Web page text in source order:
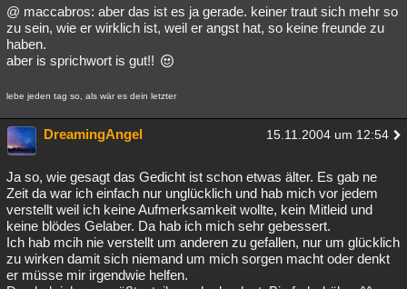
@ maccabros: aber das ist es ja gerade. keiner traut sich mehr so
zu sein, wie er wirklich ist, weil er angst hat, so keine freunde zu
haben.
aber is sprichwort is gut!!
lebe jeden tag so, als wär es dein letzter
DreamingAngel 15.11.2004 um 12:54
Ja so, wie gesagt das Gedicht ist schon etwas älter. Es gab ne
Zeit da war ich einfach nur unglücklich und hab mich vor jedem
verstellt weil ich keine Aufmerksamkeit wollte, kein Mitleid und
keine blödes Gelaber. Da hab ich mich sehr gebessert.
Ich hab mcih nie verstellt um anderen zu gefallen, nur um glücklich
zu wirken damit sich niemand um mich sorgen macht oder denkt
er müsse mir irgendwie helfen.